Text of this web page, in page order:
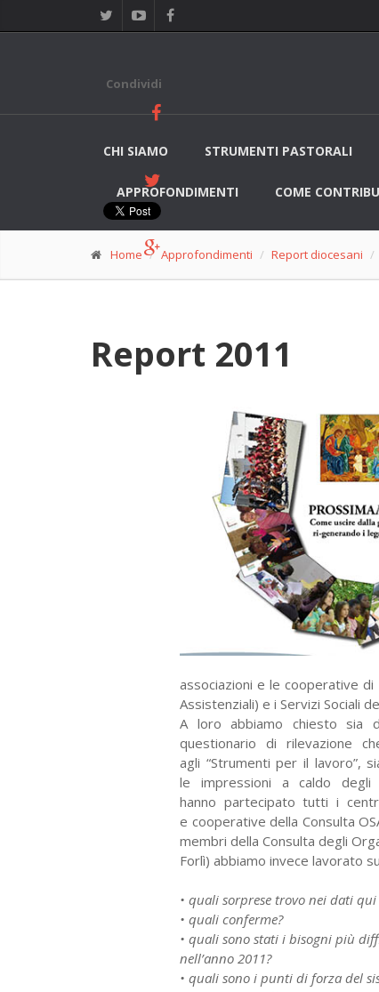
CHI SIAMO STRUMENTI PASTORALI
APPROFONDIMENTI COME
Home Approfondimenti Report diocesani
Report 2011
Condividi
associazioni e le cooperativedi
Assistenziali) e i Servizi Sociali
A loro abbiamo chiesto sia
questionariodi rilevazione
agli “Strumenti per il lavoro”,
le impressioni a caldo
hanno partecipato tutti i
e cooperative della Consulta
membri della Consulta degli
Forlì) abbiamo invece lavorato
• quali sorprese trovo nei dati
• quali conferme?
• quali sono stati i bisogni più
nell’anno 2011?
• quali sono i punti di forza del